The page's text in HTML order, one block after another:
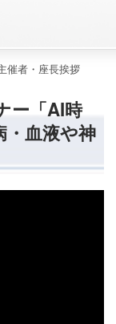
催者・座長挨拶
ー「AI時
・血液や神